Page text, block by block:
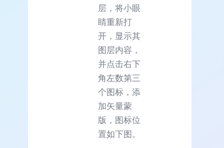
层，将小眼
睛重新打
开，显示其
图层内容，
并点击右下
角左数第三
个图标，添
加矢量蒙
版，图标位
置如下图。